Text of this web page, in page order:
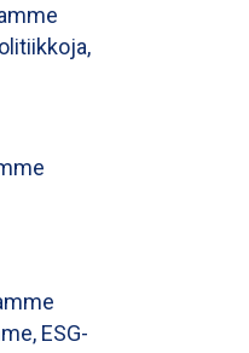
ESG-